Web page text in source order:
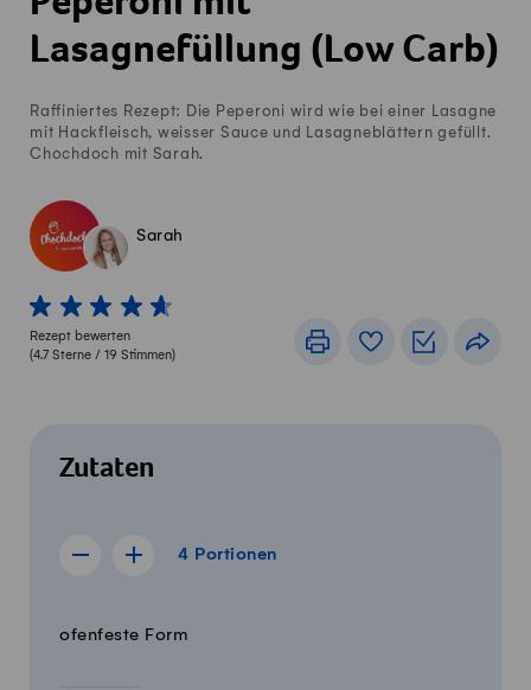
Lasagnefüllung (Low Carb)
Raffiniertes Rezept: Die Peperoni wird wie bei einer Lasagne
mit Hackfleisch, weisser Sauce und Lasagneblättern gefüllt.
Chochdoch mit Sarah.
Sarah
1 von 5 Sterne
2 von 5 Sterne
3 von 5 Sterne
4 von 5 Sterne
5 von 5 Sterne
Rezept bewerten
(4.7 Sterne / 19 Stimmen)
DruckenRezeptbuch
Zutaten
4 Portionen
Rezept für 3 Portionen anzeigen
Rezept für 5 Portionen anzeigen
4 Portionen
MengeZutaten
ofenfeste Form